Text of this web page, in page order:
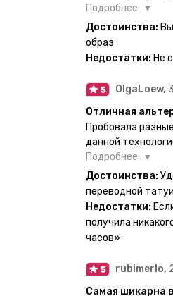
вкус. Заказала и
булет ы носке.
Подробнее
Достоинства:
образ
Недостатки: Не
OlgaLoew,
Отличная
Пробовала
данной
недели даже
тематике и
осталась очень
друзья до сих
решила себе
действительно
вследствие чего
скажем так,
Подробнее
Достоинства:
переводной
Недостатки:
получила
часов»
rubimerlo,
Самая шикарна